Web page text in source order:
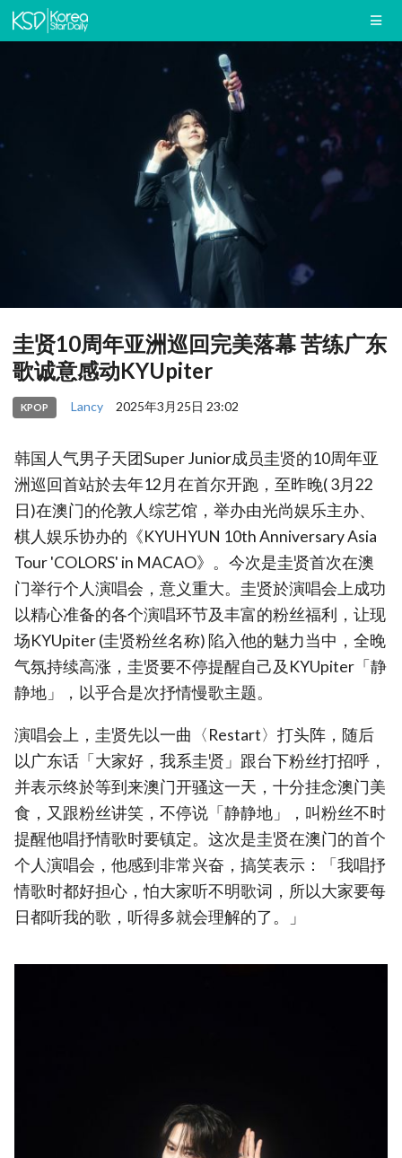
圭贤10周年亚洲巡回完美落幕 苦练广东
歌诚意感动KYUpiter
KPOP Lancy 2025年3月25日 23:02
韩国人气男子天团Super Junior成员圭贤的10周年亚
洲巡回首站於去年12月在首尔开跑，至昨晚( 3月22
日)在澳门的伦敦人综艺馆，举办由光尚娱乐主办、
棋人娱乐协办的《KYUHYUN 10th Anniversary Asia
Tour 'COLORS' in MACAO》。今次是圭贤首次在澳
门举行个人演唱会，意义重大。圭贤於演唱会上成功
以精心准备的各个演唱环节及丰富的粉丝福利，让现
场KYUpiter (圭贤粉丝名称) 陷入他的魅力当中，全晚
气氛持续高涨，圭贤要不停提醒自己及KYUpiter「静
静地」，以乎合是次抒情慢歌主题。
演唱会上，圭贤先以一曲〈Restart〉打头阵，随后
以广东话「大家好，我系圭贤」跟台下粉丝打招呼，
并表示终於等到来澳门开骚这一天，十分挂念澳门美
食，又跟粉丝讲笑，不停说「静静地」，叫粉丝不时
提醒他唱抒情歌时要镇定。这次是圭贤在澳门的首个
个人演唱会，他感到非常兴奋，搞笑表示：「我唱抒
情歌时都好担心，怕大家听不明歌词，所以大家要每
日都听我的歌，听得多就会理解的了。」